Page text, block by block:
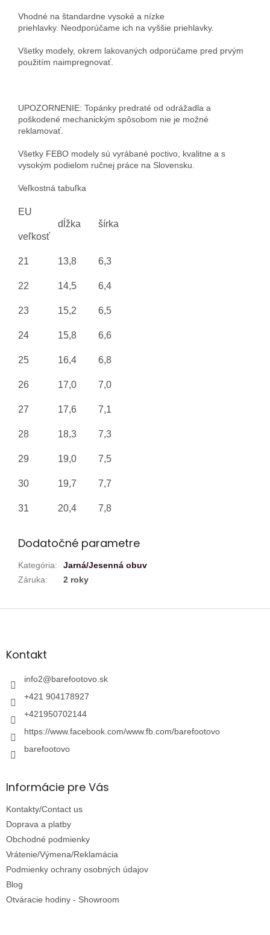
Vhodné na štandardne vysoké a nízke
priehlavky. Neodporúčame ich na vyššie priehlavky.
Všetky modely, okrem lakovaných odporúčame pred prvým
použitím naimpregnovať.
UPOZORNENIE: Topánky predraté od odrážadla a
poškodené mechanickým spôsobom nie je možné
reklamovať.
Všetky FEBO modely sú vyrábané poctivo, kvalitne a s
vysokým podielom ručnej práce na Slovensku.
Veľkostná tabuľka
EU
veľkosť
dĺžka šírka
21 13,8 6,3
22 14,5 6,4
23 15,2 6,5
24 15,8 6,6
25 16,4 6,8
26 17,0 7,0
27 17,6 7,1
28 18,3 7,3
29 19,0 7,5
30 19,7 7,7
31 20,4 7,8
Dodatočné parametre
Kategória:
Jarná/Jesenná obuv
Záruka: 2 roky
Z
äKontakt
info2@barefootovo.sk
+421 904178927
+421950702144
https://www.facebook.com/www.fb.com/barefootovo
barefootovo
Informácie pre Vás
Kontakty/Contact us
Doprava a platby
Obchodné podmienky
Vrátenie/Výmena/Reklamácia
Podmienky ochrany osobných údajov
Blog
Otváracie hodiny - Showroom